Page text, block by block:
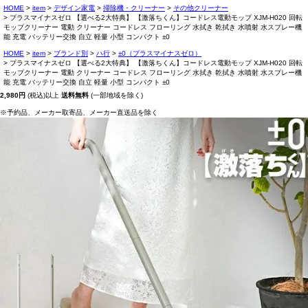
HOME item デザイン家電 掃除機・クリーナー
その他クリーナー
プラスマイナスゼロ 【選べる2大特典】 【激落ちくん】コードレス電動モップ XJM-H020 回転
モップクリーナー 電動 クリーナー コードレス フローリング 水拭き 乾拭き 水噴射 水スプレー機
能 充電 バッテリー交換 自立 軽量 小型 コンパクト ±0
HOME item ブランド別 ハ行
±0（プラスマイナスゼロ）
プラスマイナスゼロ 【選べる2大特典】 【激落ちくん】コードレス電動モップ XJM-H020 回転
モップクリーナー 電動 クリーナー コードレス フローリング 水拭き 乾拭き 水噴射 水スプレー機
能 充電 バッテリー交換 自立 軽量 小型 コンパクト ±0
2,980円 (税込)以上 送料無料 (一部地域を除く)
※予約品、メーカー取寄品、メーカー直送品を除く